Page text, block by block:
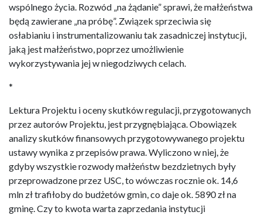
wspólnego życia. Rozwód „na żądanie” sprawi, że małżeństwa
będą zawierane „na próbę”. Związek sprzeciwia się
osłabianiu i instrumentalizowaniu tak zasadniczej instytucji,
jaką jest małżeństwo, poprzez umożliwienie
wykorzystywania jej w niegodziwych celach.
*
Lektura Projektu i oceny skutków regulacji, przygotowanych
przez autorów Projektu, jest przygnębiająca. Obowiązek
analizy skutków finansowych przygotowywanego projektu
ustawy wynika z przepisów prawa. Wyliczono w niej, że
gdyby wszystkie rozwody małżeństw bezdzietnych były
przeprowadzone przez USC, to wówczas rocznie ok. 14,6
mln zł trafiłoby do budżetów gmin, co daje ok. 5890 zł na
gminę. Czy to kwota warta zaprzedania instytucji